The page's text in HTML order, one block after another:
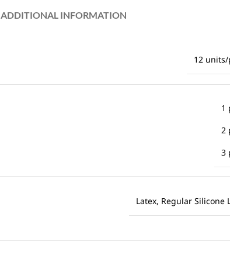
ADDITIONAL INFORMATION
12 units/
1
2
3
Latex, Regular Silicone